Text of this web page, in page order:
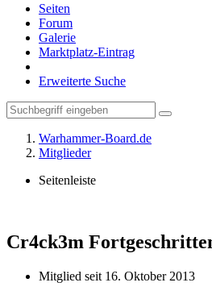
Seiten
Forum
Galerie
Marktplatz-Eintrag
Erweiterte Suche
Warhammer-Board.de
Mitglieder
Seitenleiste
Cr4ck3m
Mitglied seit 16. Oktober 2013